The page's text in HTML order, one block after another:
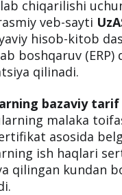
chiqarilishi
veb-sayti
hisob-kitob
boshqaruv (ERP)
qilinadi.
bazaviy
malaka
asosida
ish haqlari
qilingan kundan